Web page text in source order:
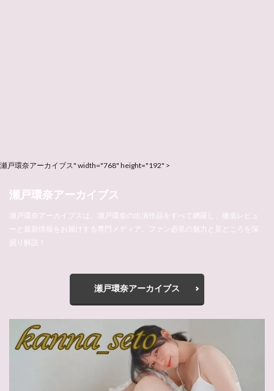
瀬戸環奈アーカイブス" width="768" height="192" >
瀬戸環奈アーカイブス
瀬戸環奈アーカイブスは、瀬戸環奈の出演作品をすべて網羅し、徹底レビュ
ーと最新情報をお届けする専門メディア。ファン必見の魅力と見どころを深
掘り解説！
瀬戸環奈アーカイブス